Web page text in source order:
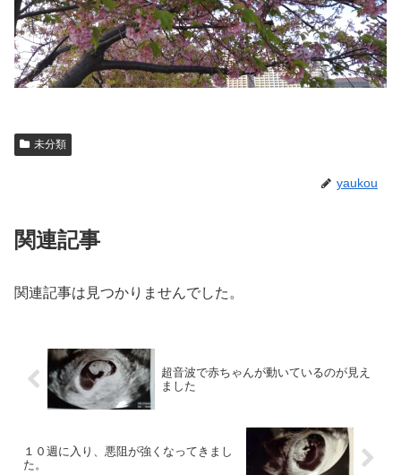
未分類
yaukou
関連記事
関連記事は見つかりませんでした。
超音波で赤ちゃんが動いているのが見え
ました
１０週に入り、悪阻が強くなってきまし
た。